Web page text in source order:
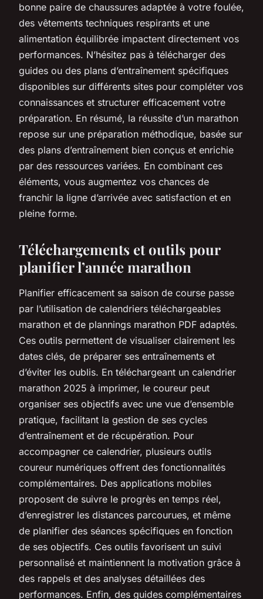
bonne paire de chaussures adaptée à votre foulée,
des vêtements techniques respirants et une
alimentation équilibrée impactent directement vos
performances. N’hésitez pas à télécharger des
guides ou des plans d’entraînement spécifiques
disponibles sur différents sites pour compléter vos
connaissances et structurer efficacement votre
préparation. En résumé, la réussite d’un marathon
repose sur une préparation méthodique, basée sur
des plans d’entraînement bien conçus et enrichie
par des ressources variées. En combinant ces
éléments, vous augmentez vos chances de
franchir la ligne d’arrivée avec satisfaction et en
pleine forme.
Téléchargements et outils pour
planifier l’année marathon
Planifier efficacement sa saison de course passe
par l’utilisation de calendriers téléchargeables
marathon et de plannings marathon PDF adaptés.
Ces outils permettent de visualiser clairement les
dates clés, de préparer ses entraînements et
d’éviter les oublis. En téléchargeant un calendrier
marathon 2025 à imprimer, le coureur peut
organiser ses objectifs avec une vue d’ensemble
pratique, facilitant la gestion de ses cycles
d’entraînement et de récupération. Pour
accompagner ce calendrier, plusieurs outils
coureur numériques offrent des fonctionnalités
complémentaires. Des applications mobiles
proposent de suivre le progrès en temps réel,
d’enregistrer les distances parcourues, et même
de planifier des séances spécifiques en fonction
de ses objectifs. Ces outils favorisent un suivi
personnalisé et maintiennent la motivation grâce à
des rappels et des analyses détaillées des
performances. Enfin, des guides complémentaires